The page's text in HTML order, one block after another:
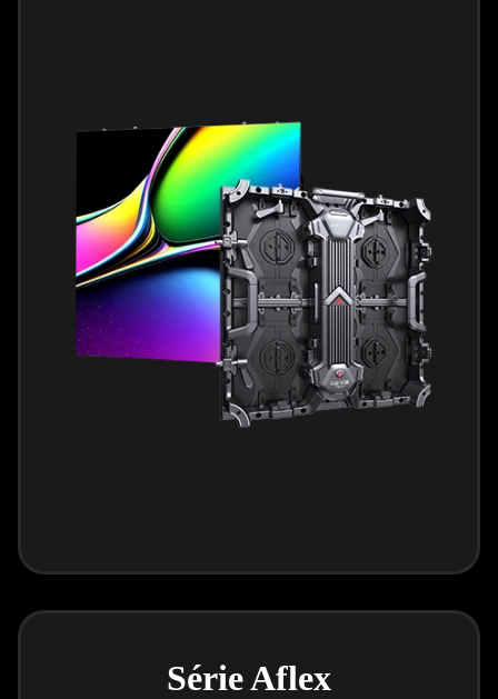
Série Aflex